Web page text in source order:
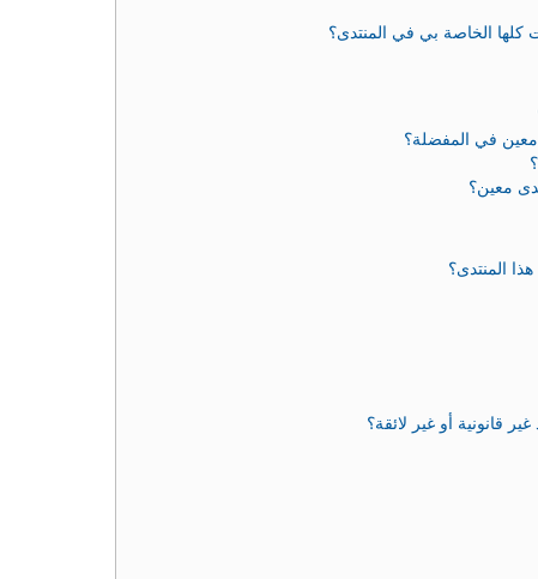
كلها الخاصة بي في المنتدى؟
في المفضلة؟
معين؟
المنتدى؟
قانونية أو غير لائقة؟